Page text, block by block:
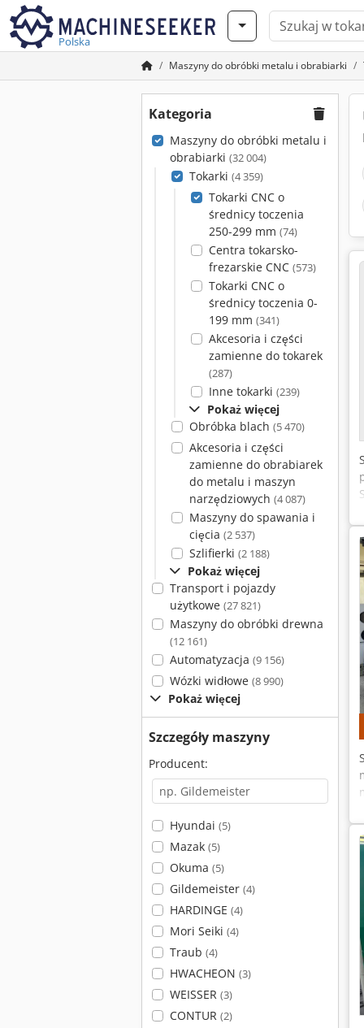
Polska
Maszyny do obróbki metalu i obrabiarki
Kategoria
Maszyny do obróbki metalu i
obrabiarki (32 004)
Tokarki (4 359)
Tokarki CNC o
średnicy toczenia
250-299 mm (74)
Centra tokarsko-
frezarskie CNC (573)
Tokarki CNC o
średnicy toczenia 0-
199 mm (341)
Akcesoria i części
zamienne do tokarek
(287)
Inne tokarki (239)
Pokaż więcej
Obróbka blach (5 470)
Akcesoria i części
zamienne do obrabiarek
do metalu i maszyn
narzędziowych (4 087)
Maszyny do spawania i
cięcia (2 537)
Szlifierki (2 188)
Pokaż więcej
Transport i pojazdy
użytkowe (27 821)
Maszyny do obróbki drewna
(12 161)
Automatyzacja (9 156)
Wózki widłowe (8 990)
Pokaż więcej
Szczegóły maszyny
Producent:
Hyundai (5)
Mazak (5)
Okuma (5)
Gildemeister (4)
HARDINGE (4)
Mori Seiki (4)
Traub (4)
HWACHEON (3)
WEISSER (3)
CONTUR (2)